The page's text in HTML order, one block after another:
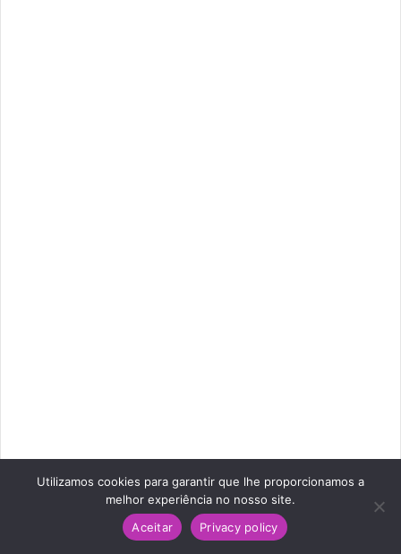
Utilizamos cookies para garantir que lhe proporcionamos a
melhor experiência no nosso site.
Aceitar
Privacy policy